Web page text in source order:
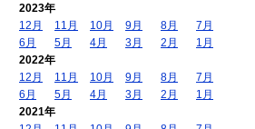
2023年
12月
11月 10月 9月 8月
7月
6月
5月 4月 3月 2月
1月
2022年
12月
11月 10月 9月 8月
7月
6月
5月 4月 3月 2月
1月
2021年